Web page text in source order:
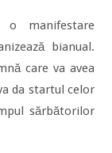
o manifestare
bianual.
care va avea
da startul celor
sărbătorilor